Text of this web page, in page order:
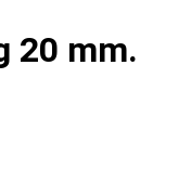
20 mm.